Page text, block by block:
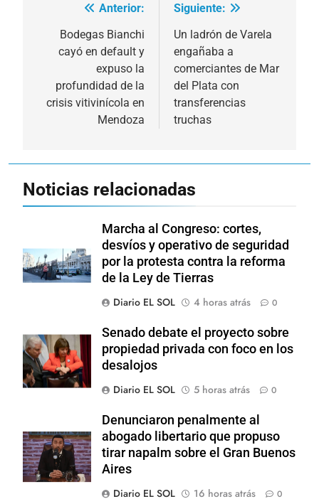
Navegación
entradas
Anterior:
Bodegas Bianchi
cayó en default y
expuso la
profundidad de la
crisis vitivinícola en
Mendoza
Siguiente:
Un ladrón de Varela
engañaba a
comerciantes de Mar
del Plata con
transferencias
truchas
Noticias relacionadas
Marcha al Congreso: cortes,
desvíos y operativo de seguridad
por la protesta contra la reforma
de la Ley de Tierras
Diario EL SOL
4 horas atrás 0
Senado debate el proyecto sobre
propiedad privada con foco en los
desalojos
Diario EL SOL
5 horas atrás 0
Denunciaron penalmente al
abogado libertario que propuso
tirar napalm sobre el Gran Buenos
Aires
Diario EL SOL
16 horas atrás 0